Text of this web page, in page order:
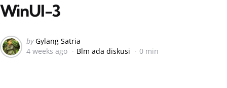
WinUI-3
Posted
by
by Gylang Satria
4 weeks ago
Blm ada diskusi 0 min